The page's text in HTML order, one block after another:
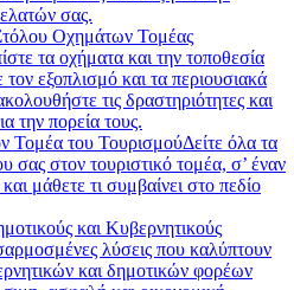
σας.
Οχημάτων Τομέας
τα οχήματα και την τοποθεσία
εξοπλισμό και τα περιουσιακά
τις δραστηριότητες και
την πορεία τους.
Τομέα του ΤουρισμούΔείτε όλα τα
σας στον τουριστικό τομέα, σ’ έναν
μάθετε τι συμβαίνει στο πεδίο
και Κυβερνητικούς
λύσεις που καλύπτουν
και δημοτικών φορέων